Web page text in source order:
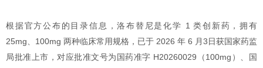
根据官方公布的目录信息，洛布替尼是化学 1 类创新药，拥有
25mg、100mg 两种临床常用规格，已于 2026 年 6 月3日获国家药监
局批准上市，对应批准文号为国药准字 H20260029（100mg）、国